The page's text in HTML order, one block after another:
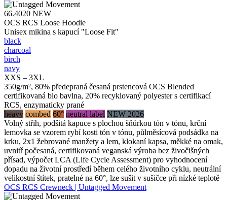
66.4020 NEW
OCS RCS Loose Hoodie
Unisex mikina s kapucí "Loose Fit"
black
charcoal
birch
navy
XXS – 3XL
350g/m², 80% předepraná česaná prstencová OCS Blended
certifikovaná bio bavlna, 20% recyklovaný polyester s certifikací
RCS, enzymaticky prané
heavy combed 60° neutral label NEW 2026
Volný střih, podšitá kapuce s plochou šňůrkou tón v tónu, krční
lemovka se vzorem rybí kosti tón v tónu, půlměsícová podsádka na
krku, 2x1 žebrované manžety a lem, klokaní kapsa, měkké na omak,
uvnitř počesaná, certifikovaná veganská výroba bez živočišných
přísad, výpočet LCA (Life Cycle Assessment) pro vyhodnocení
dopadu na životní prostředí během celého životního cyklu, neutrální
velikostní štítek, pratelné na 60°, lze sušit v sušičce při nízké teplotě
OCS RCS Crewneck | Untagged Movement